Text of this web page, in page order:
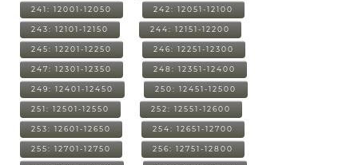
241: 12001-12050 242: 12051-12100
243: 12101-12150 244: 12151-12200
245: 12201-12250 246: 12251-12300
247: 12301-12350 248: 12351-12400
249: 12401-12450 250: 12451-12500
251: 12501-12550 252: 12551-12600
253: 12601-12650 254: 12651-12700
255: 12701-12750 256: 12751-12800